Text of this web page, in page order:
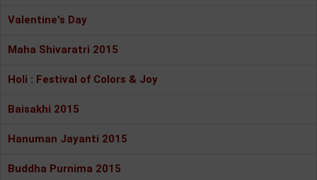
Valentine's Day
Maha Shivaratri 2015
Holi : Festival of Colors & Joy
Baisakhi 2015
Hanuman Jayanti 2015
Buddha Purnima 2015